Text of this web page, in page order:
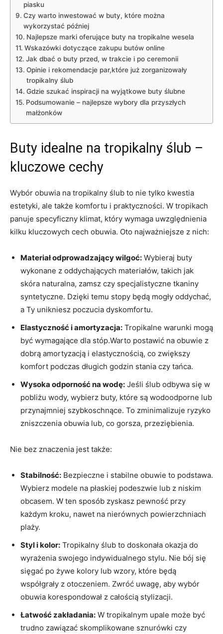
piasku
Czy warto inwestować w buty, które można
wykorzystać później
Najlepsze marki oferujące buty na tropikalne wesela
Wskazówki dotyczące zakupu butów online
Jak dbać o buty przed, w trakcie i po ceremonii
Opinie i rekomendacje par,które już zorganizowały
tropikalny ślub
Gdzie szukać inspiracji na wyjątkowe buty ślubne
Podsumowanie – najlepsze wybory dla przyszłych
małżonków
Buty idealne na tropikalny ślub –
kluczowe cechy
Wybór obuwia na tropikalny ślub to nie tylko kwestia
estetyki, ale także komfortu i praktyczności. W tropikach
panuje specyficzny klimat, który wymaga uwzględnienia
kilku kluczowych cech obuwia. Oto najważniejsze z nich:
Materiał odprowadzający wilgoć: Wybieraj buty
wykonane z oddychających materiałów, takich jak
skóra naturalna, zamsz czy specjalistyczne tkaniny
syntetyczne. Dzięki temu stopy będą mogły oddychać,
a Ty unikniesz poczucia dyskomfortu.
Elastyczność i amortyzacja: Tropikalne warunki mogą
być wymagające dla stóp.Warto postawić na obuwie z
dobrą amortyzacją i elastycznością, co zwiększy
komfort podczas długich godzin stania czy tańca.
Wysoka odporność na wodę: Jeśli ślub odbywa się w
pobliżu wody, wybierz buty, które są wodoodporne lub
przynajmniej szybkoschnące. To zminimalizuje ryzyko
zniszczenia obuwia lub, co gorsza, przeziębienia.
Nie bez znaczenia jest także:
Stabilność: Bezpieczne i stabilne obuwie to podstawa.
Wybierz modele na płaskiej podeszwie lub z niskim
obcasem. W ten sposób zyskasz pewność przy
każdym kroku, nawet na nierównych powierzchniach
plaży.
Styl i kolor: Tropikalny ślub to doskonała okazja do
wyrażenia swojego indywidualnego stylu. Nie bój się
sięgać po żywe kolory lub wzory, które będą
współgrały z otoczeniem. Zwróć uwagę, aby wybór
obuwia korespondował z całością stylizacji.
Łatwość zakładania: W tropikalnym upale może być
trudno zawiązać skomplikowane sznurówki czy